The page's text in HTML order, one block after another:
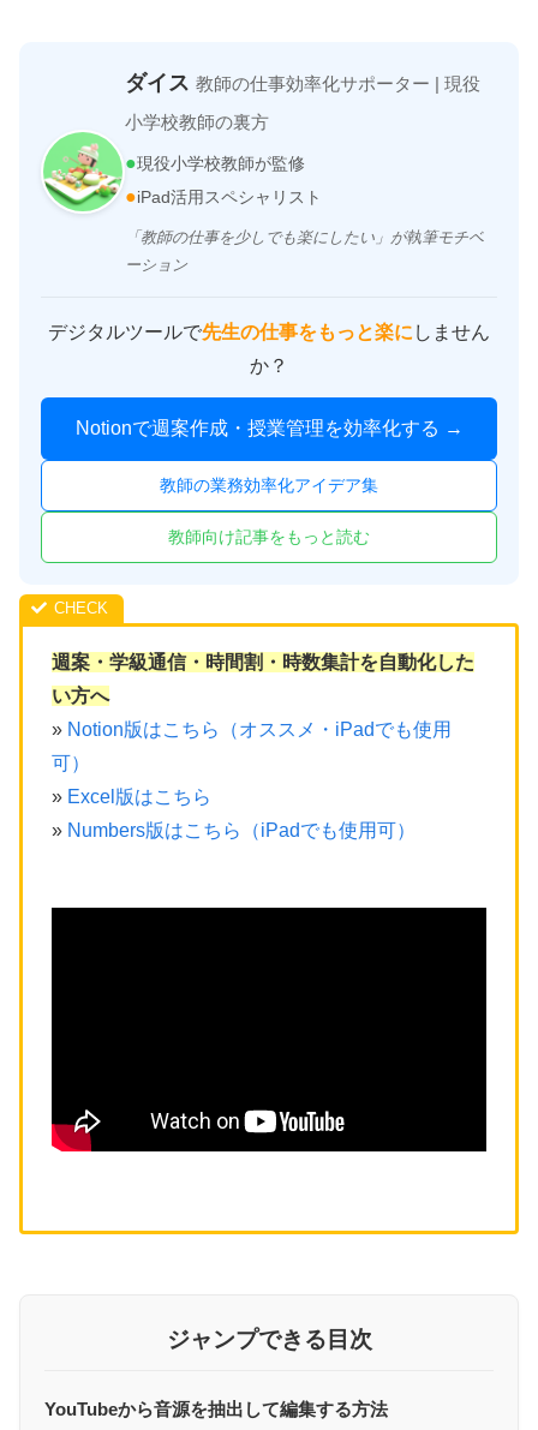
ダイス 教師の仕事効率化サポーター | 現役
小学校教師の裏方
●現役小学校教師が監修
●iPad活用スペシャリスト
「教師の仕事を少しでも楽にしたい」が執筆モチベ
ーション
デジタルツールで先生の仕事をもっと楽に しません
か？
Notionで週案作成・授業管理を効率化する →
教師の業務効率化アイデア集
教師向け記事をもっと読む
週案・学級通信・時間割・時数集計を自動化した
い方へ
» Notion版はこちら（オススメ・iPadでも使用
可）
» Excel版はこちら
» Numbers版はこちら（iPadでも使用可）
ジャンプできる目次
YouTubeから音源を抽出して編集する方法